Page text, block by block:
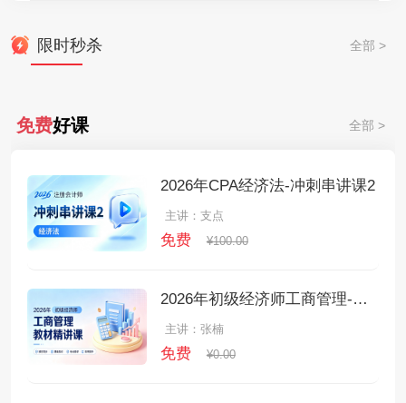
限时秒杀 全部 >
免费好课 全部 >
2026年CPA经济法-冲刺串讲课2
主讲：支点
免费 ¥100.00
2026年初级经济师工商管理-教材精讲课
主讲：张楠
免费 ¥0.00